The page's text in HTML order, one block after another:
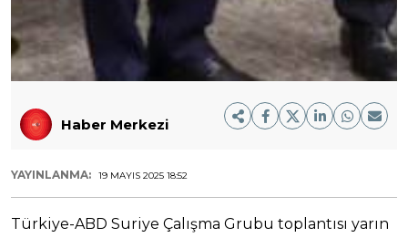
Haber Merkezi
YAYINLANMA: 19 MAYIS 2025 18:52
Türkiye-ABD Suriye Çalışma Grubu toplantısı yarın